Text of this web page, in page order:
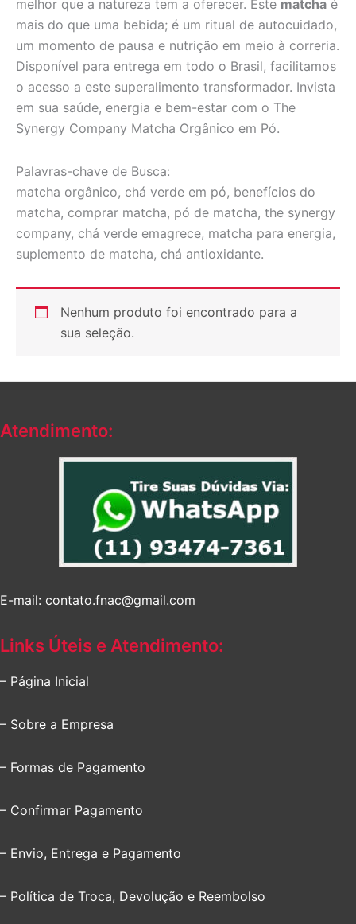
melhor que a natureza tem a oferecer. Este matcha é
mais do que uma bebida; é um ritual de autocuidado,
um momento de pausa e nutrição em meio à correria.
Disponível para entrega em todo o Brasil, facilitamos
o acesso a este superalimento transformador. Invista
em sua saúde, energia e bem-estar com o The
Synergy Company Matcha Orgânico em Pó.
Palavras-chave de Busca:
matcha orgânico, chá verde em pó, benefícios do
matcha, comprar matcha, pó de matcha, the synergy
company, chá verde emagrece, matcha para energia,
suplemento de matcha, chá antioxidante.
Nenhum produto foi encontrado para a
sua seleção.
Atendimento:
E-mail: contato.fnac@gmail.com
Links Úteis e Atendimento:
– Página Inicial
– Sobre a Empresa
– Formas de Pagamento
– Confirmar Pagamento
– Envio, Entrega e Pagamento
– Política de Troca, Devolução e Reembolso